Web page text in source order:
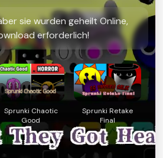
sie wurden geheilt Online,
erforderlich!
Sprunki Chaotic
Good
Sprunki Retake
Final